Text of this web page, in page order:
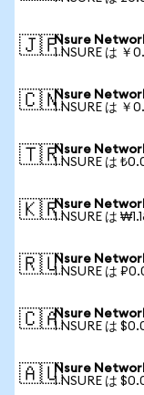
🇯🇵Nsure
1 NSURE は ￥
🇨🇳Nsure
1 NSURE は ￥
🇹🇷Nsure
1 NSURE は
🇰🇷Nsure
1 NSURE は
🇷🇺Nsure
1 NSURE は
🇨🇦Nsure
1 NSURE は
🇦🇺Nsure
1 NSURE は